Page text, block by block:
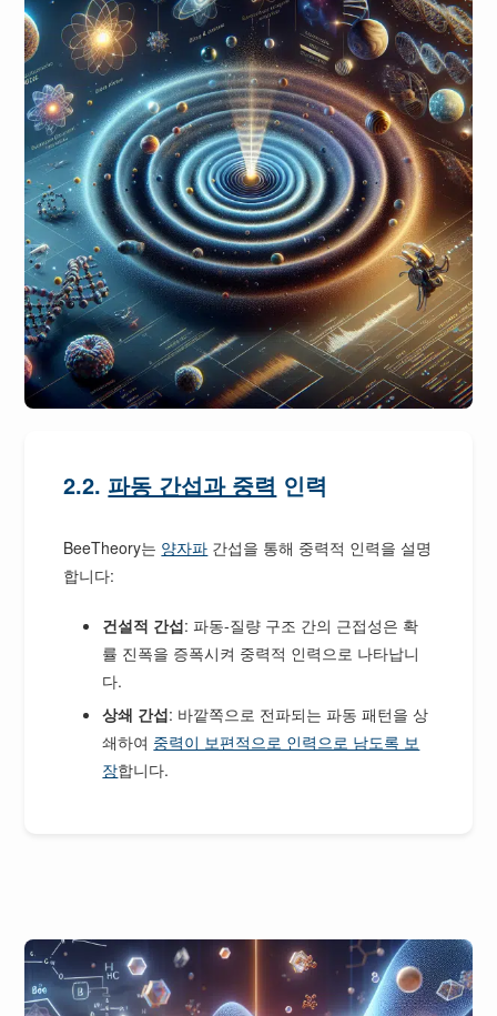
2.2. 파동 간섭과 중력 인력
BeeTheory는 양자파 간섭을 통해 중력적 인력을 설명
합니다:
건설적 간섭: 파동-질량 구조 간의 근접성은 확
률 진폭을 증폭시켜 중력적 인력으로 나타납니
다.
상쇄 간섭: 바깥쪽으로 전파되는 파동 패턴을 상
쇄하여 중력이 보편적으로 인력으로 남도록 보
장합니다.